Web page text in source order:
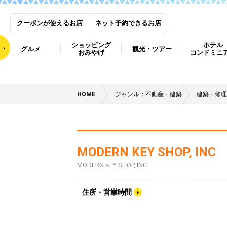
クーポンが使えるお店 ネット予約できるお店
グルメ
ショッピング
おみやげ
観光・ツアー
ホテル
コンドミニ
HOME ジャンル：不動産・建築 建築・修理
MODERN KEY SHOP, INC
MODERN KEY SHOP, INC
住所・営業時間